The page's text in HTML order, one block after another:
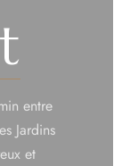
entre
Jardins
et